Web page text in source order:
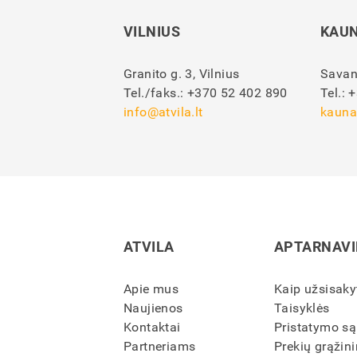
VILNIUS
Granito g. 3, Vilnius
Tel./faks.: +370 52 402 890
info@atvila.lt
Tel.:
ATVILA
Apie mus
Naujienos
Kontaktai
Partneriams
Kaip
Taisyklės
Pristatymo
Prekių